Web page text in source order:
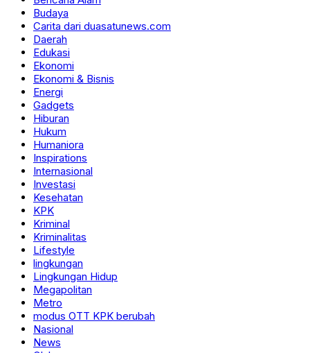
Budaya
Carita dari duasatunews.com
Daerah
Edukasi
Ekonomi
Ekonomi & Bisnis
Energi
Gadgets
Hiburan
Hukum
Humaniora
Inspirations
Internasional
Investasi
Kesehatan
KPK
Kriminal
Kriminalitas
Lifestyle
lingkungan
Lingkungan Hidup
Megapolitan
Metro
modus OTT KPK berubah
Nasional
News